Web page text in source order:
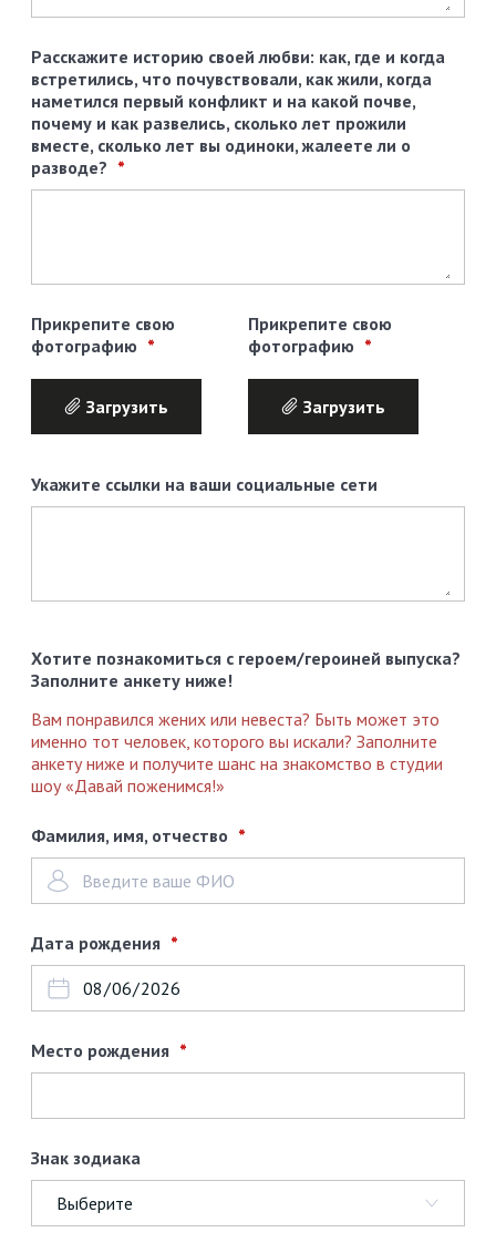
Расскажите историю своей любви: как, где и когда
встретились, что почувствовали, как жили, когда
наметился первый конфликт и на какой почве,
почему и как развелись, сколько лет прожили
вместе, сколько лет вы одиноки, жалеете ли о
разводе?
Прикрепите свою
фотографию
Загрузить
Прикрепите свою
фотографию
Загрузить
Укажите ссылки на ваши социальные сети
Хотите познакомиться с героем/героиней выпуска?
Заполните анкету ниже!
Вам понравился жених или невеста? Быть может это
именно тот человек, которого вы искали? Заполните
анкету ниже и получите шанс на знакомство в студии
шоу «Давай поженимся!»
Фамилия, имя, отчество
Дата рождения
Место рождения
Знак зодиака